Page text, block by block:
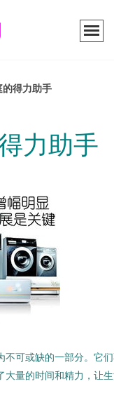
的得力助手
力助手
不可或缺的一部分。它
大量的时间和精力，让